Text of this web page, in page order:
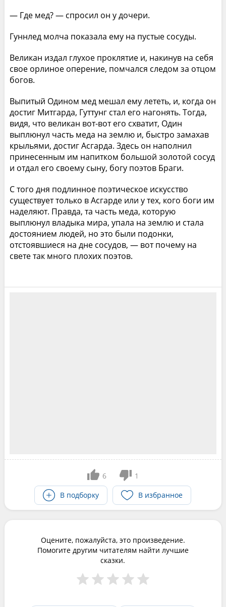
— Где мед? — спросил он у дочери.
Гуннлед молча показала ему на пустые сосуды.
Великан издал глухое проклятие и, накинув на себя
свое орлиное оперение, помчался следом за отцом
богов.
Выпитый Одином мед мешал ему лететь, и, когда он
достиг Митгарда, Гуттунг стал его нагонять. Тогда,
видя, что великан вот-вот его схватит, Один
выплюнул часть меда на землю и, быстро замахав
крыльями, достиг Асгарда. Здесь он наполнил
принесенным им напитком большой золотой сосуд
и отдал его своему сыну, богу поэтов Браги.
С того дня подлинное поэтическое искусство
существует только в Асгарде или у тех, кого боги им
наделяют. Правда, та часть меда, которую
выплюнул владыка мира, упала на землю и стала
достоянием людей, но это были подонки,
отстоявшиеся на дне сосудов, — вот почему на
свете так много плохих поэтов.
6
1
В подборку
В избранное
Оцените, пожалуйста, это произведение.
Помогите другим читателям найти лучшие
сказки.